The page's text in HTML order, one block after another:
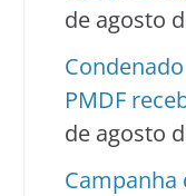
de agosto
PMDF
de agosto
Campanha